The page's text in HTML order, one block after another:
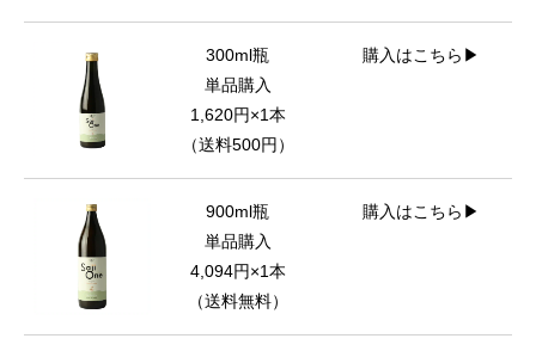
300ml瓶
単品購入
1,620円×1本
（送料500円）
購入はこちら▶
900ml瓶
単品購入
4,094円×1本
（送料無料）
購入はこちら▶